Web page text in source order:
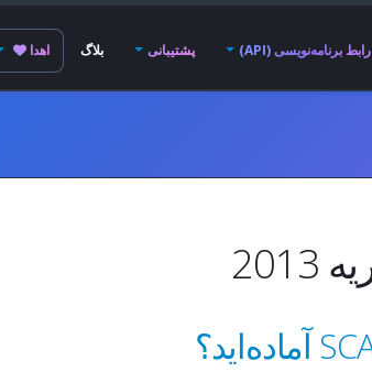
رابط برنامه‌نویسی (API) پشتیبانی بلاگ اهدا